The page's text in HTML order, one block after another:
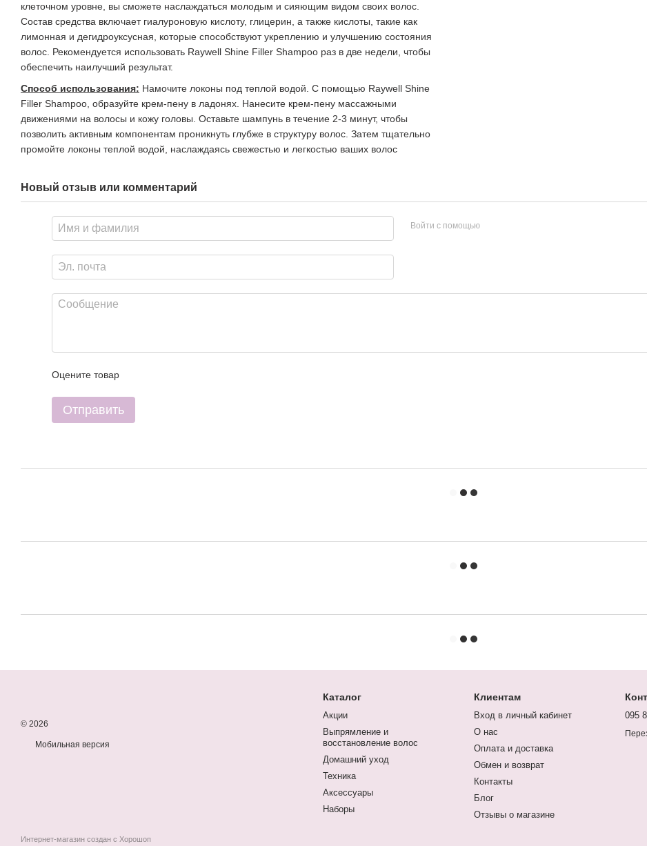
клеточном уровне, вы сможете наслаждаться молодым и сияющим видом своих волос.
Состав средства включает гиалуроновую кислоту, глицерин, а также кислоты, такие как
лимонная и дегидроуксусная, которые способствуют укреплению и улучшению состояния
волос. Рекомендуется использовать Raywell Shine Filler Shampoo раз в две недели, чтобы
обеспечить наилучший результат.
Способ использования: Намочите локоны под теплой водой. С помощью Raywell Shine
Filler Shampoo, образуйте крем-пену в ладонях. Нанесите крем-пену массажными
движениями на волосы и кожу головы. Оставьте шампунь в течение 2-3 минут, чтобы
позволить активным компонентам проникнуть глубже в структуру волос. Затем тщательно
промойте локоны теплой водой, наслаждаясь свежестью и легкостью ваших волос
Новый отзыв или комментарий
Войти с помощью
Оцените товар
Отправить
© 2026
Мобильная версия
Интернет-магазин создан с Хорошоп
Каталог
Акции
Выпрямление и
восстановление волос
Домашний уход
Техника
Аксессуары
Наборы
Клиентам
Вход в личный кабинет
О нас
Оплата и доставка
Обмен и возврат
Контакты
Блог
Отзывы о магазине
095